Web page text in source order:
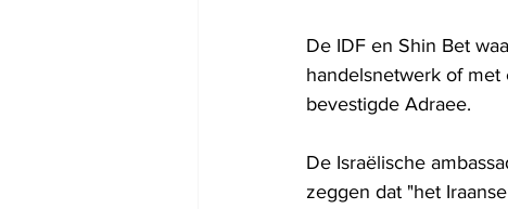
De IDF en Shin Bet
handelsnetwerk of
bevestigde Adraee.
De Israëlische
zeggen dat "het